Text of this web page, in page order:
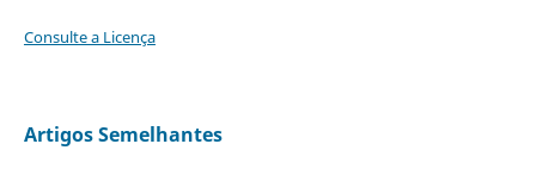
Consulte a Licença
Artigos Semelhantes